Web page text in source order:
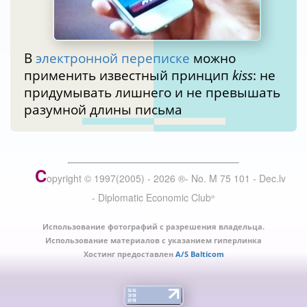
В электронной переписке можно
применить известный принцип kiss: не
придумывать лишнего и не превышать
разумной длины письма
Copyright © 1997(2005) - 2026 ®- No. M 75 101 - Dec.lv
- Diplomatic Economic Club®
Использование фотографий с разрешения владельца.
Использование материалов с указанием гиперлинка
Хостинг предоставлен A/S Balticom